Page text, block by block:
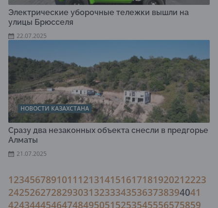
Электрические уборочные тележки вышли на
улицы Брюсселя
22.07.2025
НОВОСТИ КАЗАХСТАНА
Сразу два незаконных объекта снесли в предгорье
Алматы
21.07.2025
1234567891011121314151617181920212223
242526272829303132333435363738394041
424344454647484950515253545556575859